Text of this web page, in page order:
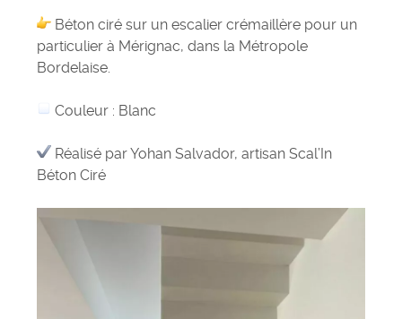
Béton ciré sur un escalier crémaillère pour un
particulier à Mérignac, dans la Métropole
Bordelaise.
Couleur : Blanc
Réalisé parYohan Salvador, artisan Scal’In
Béton Ciré